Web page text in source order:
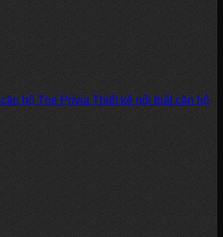
hộ The Privia Thiết kế nội thất căn hộ